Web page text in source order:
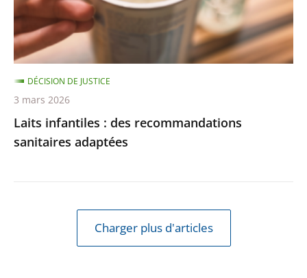
adaptées
Laits infantiles : des recommandations
sanitaires adaptées
DÉCISION DE JUSTICE
3 mars 2026
Charger plus d'articles